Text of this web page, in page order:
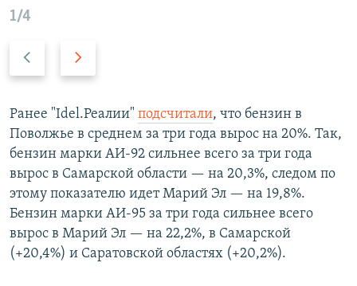
1/4
а
д
р
е
д
Ранее "Idel.Реалии" подсчитали, что бензин в
Поволжье в среднем за три года вырос на 20%. Так,
бензин марки АИ-92 сильнее всего за три года
вырос в Самарской области — на 20,3%, следом по
этому показателю идет Марий Эл — на 19,8%.
Бензин марки АИ-95 за три года сильнее всего
вырос в Марий Эл — на 22,2%, в Самарской
(+20,4%) и Саратовской областях (+20,2%).